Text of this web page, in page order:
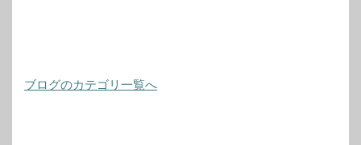
ブログのカテゴリ一覧へ